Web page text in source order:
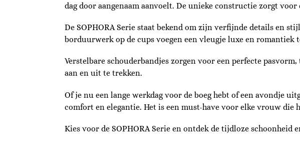
dag door aangenaam aanvoelt. De unieke constructie zorgt
De SOPHORA Serie staat bekend om zijn verfijnde details en
borduurwerk op de cups voegen een vleugje luxe en romantiek
Verstelbare schouderbandjes zorgen voor een perfecte
aan en uit te trekken.
Of je nu een lange werkdag voor de boeg hebt of een avondje
comfort en elegantie. Het is een must-have voor elke vrouw die
Kies voor de SOPHORA Serie en ontdek de tijdloze schoonheid